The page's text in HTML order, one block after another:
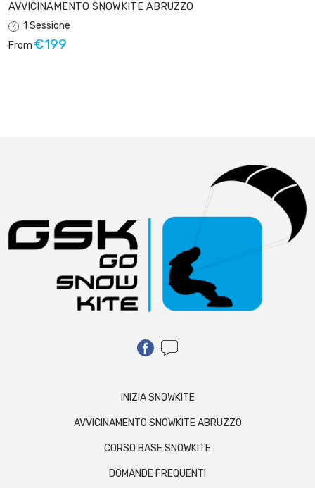
AVVICINAMENTO SNOWKITE ABRUZZO
1 Sessione
From€199
INIZIA SNOWKITE
AVVICINAMENTO SNOWKITE ABRUZZO
CORSO BASE SNOWKITE
DOMANDE FREQUENTI